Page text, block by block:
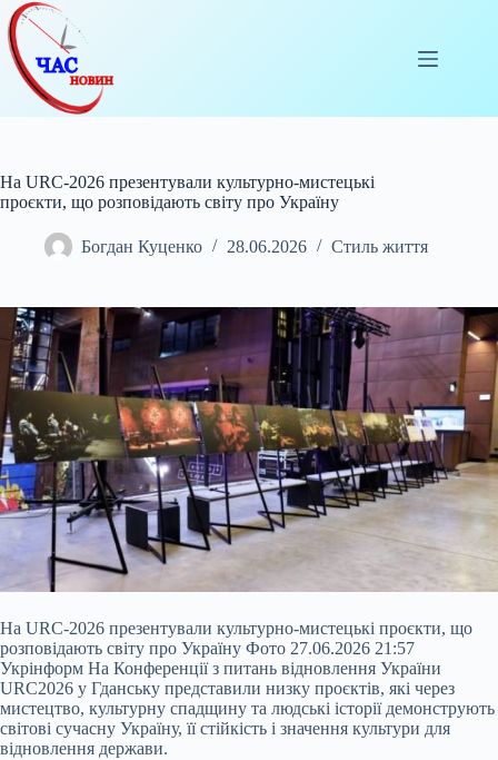
Перейти
до
вмісту
На URC-2026 презентували культурно-мистецькі
проєкти, що розповідають світу про Україну
Богдан Куценко 28.06.2026 Стиль життя
На URC-2026 презентували культурно-мистецькі проєкти, що
розповідають світу про Україну Фото 27.06.2026 21:57
Укрінформ На Конференції з питань відновлення України
URC2026 у Гданську представили низку проєктів, які через
мистецтво, культурну спадщину та людські історії демонструють
світові сучасну Україну, її стійкість і значення культури для
відновлення держави.